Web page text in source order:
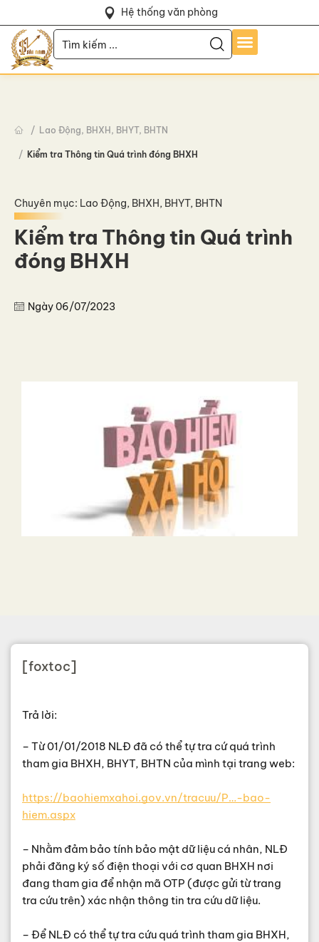
Hệ thống văn phòng
Lao Động, BHXH, BHYT, BHTN
Kiểm tra Thông tin Quá trình đóng BHXH
Chuyên mục: Lao Động, BHXH, BHYT, BHTN
Kiểm tra Thông tin Quá trình
đóng BHXH
Ngày06/07/2023
[foxtoc]
Trả lời:
– Từ 01/01/2018 NLĐ đã có thể tự tra cứ quá trình
tham gia BHXH, BHYT, BHTN của mình tại trang web:
https://baohiemxahoi.gov.vn/tracuu/P…-bao-
hiem.aspx
– Nhằm đảm bảo tính bảo mật dữ liệu cá nhân, NLĐ
phải đăng ký số điện thoại với cơ quan BHXH nơi
đang tham gia để nhận mã OTP (được gửi từ trang
tra cứu trên) xác nhận thông tin tra cứu dữ liệu.
– Để NLĐ có thể tự tra cứu quá trình tham gia BHXH,